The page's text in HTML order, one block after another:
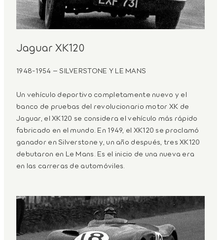
Jaguar XK120
1948-1954 – SILVERSTONE Y LE MANS
Un vehículo deportivo completamente nuevo y el
banco de pruebas del revolucionario motor XK de
Jaguar, el XK120 se considera el vehículo más rápido
fabricado en el mundo. En 1949, el XK120 se proclamó
ganador en Silverstone y, un año después, tres XK120
debutaron en Le Mans. Es el inicio de una nueva era
en las carreras de automóviles.